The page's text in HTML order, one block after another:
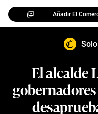
Añadir El
El alcalde